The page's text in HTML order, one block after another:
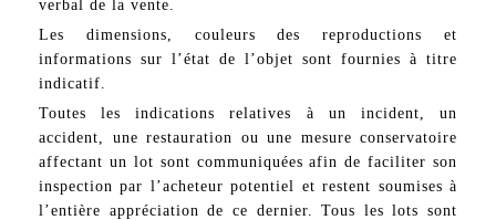
verbal de la vente.
Les dimensions, couleurs des reproductions et
informations sur l’état de l’objet sont fournies à titre
indicatif.
Toutes les indications relatives à un incident, un
accident, une restauration ou une mesure conservatoire
affectant un lot sont communiquées afin de faciliter son
inspection par l’acheteur potentiel et restent soumises à
l’entière appréciation de ce dernier. Tous les lots sont